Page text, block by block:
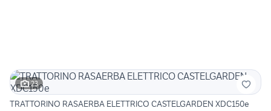
23
TRATTORINO RASAERBA ELETTRICO CASTELGARDEN XDC150e